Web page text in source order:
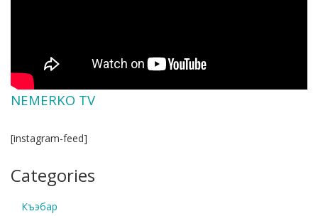
NEMERKO TV
[instagram-feed]
Categories
Къэбар